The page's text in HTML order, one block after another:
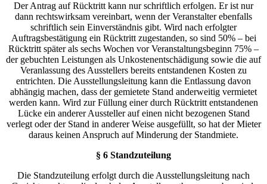
Der Antrag auf Rücktritt kann nur schriftlich erfolgen. Er ist nur
dann rechtswirksam vereinbart, wenn der Veranstalter ebenfalls
schriftlich sein Einverständnis gibt. Wird nach erfolgter
Auftragsbestätigung ein Rücktritt zugestanden, so sind 50% – bei
Rücktritt später als sechs Wochen vor Veranstaltungsbeginn 75% –
der gebuchten Leistungen als Unkostenentschädigung sowie die auf
Veranlassung des Ausstellers bereits entstandenen Kosten zu
entrichten. Die Ausstellungsleitung kann die Entlassung davon
abhängig machen, dass der gemietete Stand anderweitig vermietet
werden kann. Wird zur Füllung einer durch Rücktritt entstandenen
Lücke ein anderer Aussteller auf einen nicht bezogenen Stand
verlegt oder der Stand in anderer Weise ausgefüllt, so hat der Mieter
daraus keinen Anspruch auf Minderung der Standmiete.
§ 6 Standzuteilung
Die Standzuteilung erfolgt durch die Ausstellungsleitung nach